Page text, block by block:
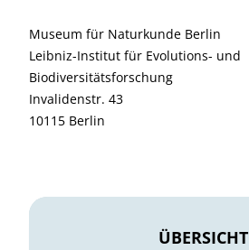
Museum für Naturkunde Berlin
Leibniz-Institut für Evolutions- und
Biodiversitätsforschung
Invalidenstr. 43
10115 Berlin
ÜBERSICHT